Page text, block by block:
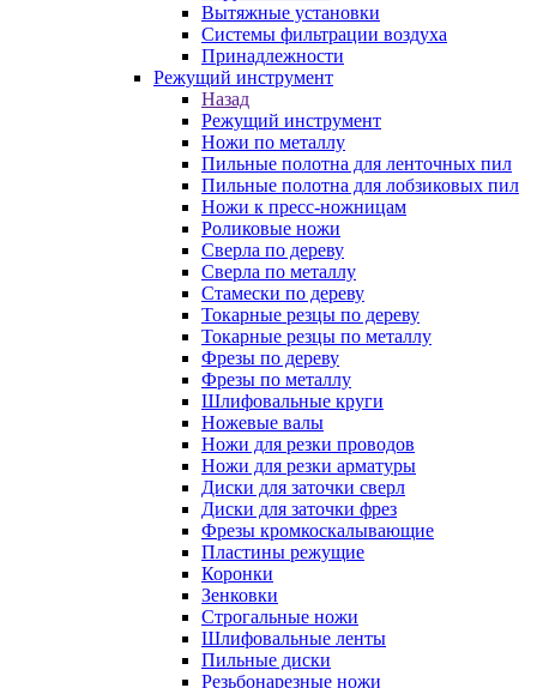
Вытяжные установки
Системы фильтрации воздуха
Принадлежности
Режущий инструмент
Назад
Режущий инструмент
Ножи по металлу
Пильные полотна для ленточных пил
Пильные полотна для лобзиковых пил
Ножи к пресс-ножницам
Роликовые ножи
Сверла по дереву
Сверла по металлу
Стамески по дереву
Токарные резцы по дереву
Токарные резцы по металлу
Фрезы по дереву
Фрезы по металлу
Шлифовальные круги
Ножевые валы
Ножи для резки проводов
Ножи для резки арматуры
Диски для заточки сверл
Диски для заточки фрез
Фрезы кромкоскалывающие
Пластины режущие
Коронки
Зенковки
Строгальные ножи
Шлифовальные ленты
Пильные диски
Резьбонарезные ножи